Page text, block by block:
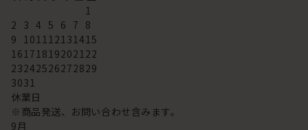
1
2 3 4 5 6 7 8
9
10 11 12 13 14 15
16 17 18 192021 22
23242526272829
3031
休業日
※商品発送、お問い合わせ含みます。
9 月